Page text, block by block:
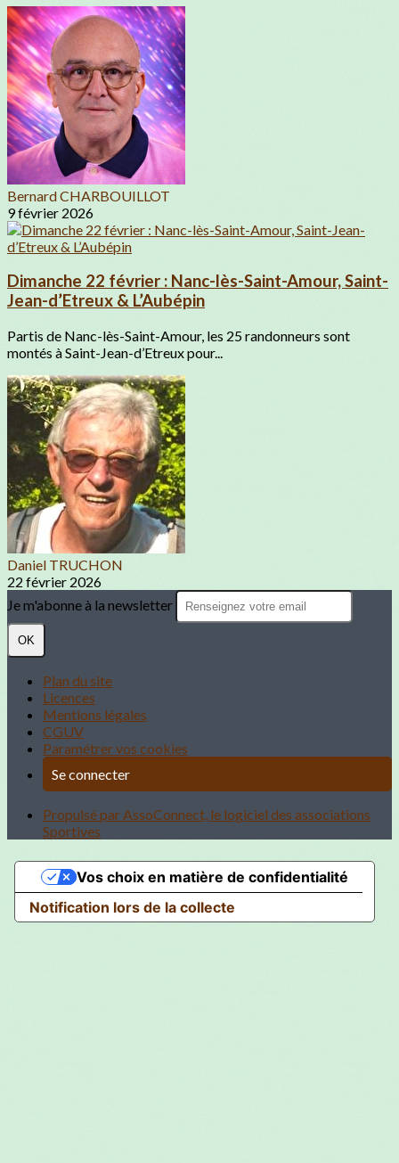
Bernard CHARBOUILLOT
9 février 2026
Dimanche 22 février : Nanc-lès-Saint-Amour, Saint-
Jean-d’Etreux & L’Aubépin
Partis de Nanc-lès-Saint-Amour, les 25 randonneurs sont
montés à Saint-Jean-d’Etreux pour...
Daniel TRUCHON
22 février 2026
Je m'abonne à la newsletter
OK
Plan du site
Licences
Mentions légales
CGUV
Paramétrer vos cookies
Se connecter
Propulsé par AssoConnect, le logiciel des associations
Sportives
Notification lors de la collecte
Vos choix en matière de confidentialité